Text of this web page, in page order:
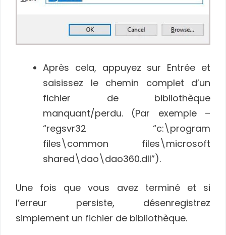
Après cela, appuyez sur Entrée et
saisissez le chemin complet d’un
fichier de bibliothèque
manquant/perdu. (Par exemple –
“regsvr32 “c:\program
files\common files\microsoft
shared\dao\dao360.dll”).
Une fois que vous avez terminé et si
l’erreur persiste, désenregistrez
simplement un fichier de bibliothèque.